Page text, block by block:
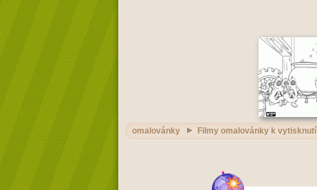
omalovánky Filmy omalovánky k vytisknutí